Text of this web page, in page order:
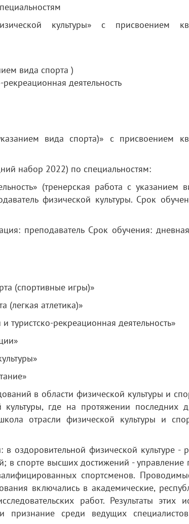
культуры» с присвоением
вида спорта )
деятельность
вида спорта)» с присвоением
набор 2022) по специальностям:
(тренерская работа с указанием
физической культуры. Срок
преподаватель Срок обучения:
(спортивные игры)»
(легкая атлетика)»
туристско-рекреационная деятельность»
в области физической культуры и
культуры, где на протяжении последних
отрасли физической культуры и
оздоровительной физической культуре -
спорте высших достижений - управление
спортсменов.
включались в академические,
работ. Результаты этих
среди ведущих